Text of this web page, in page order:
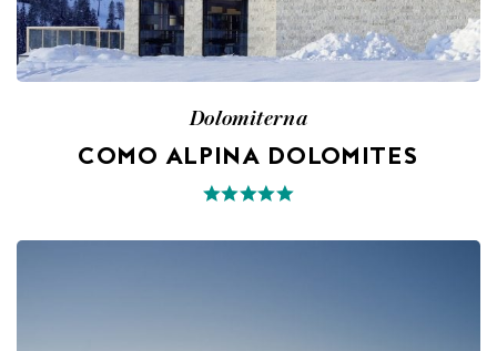
Dolomiterna
COMO ALPINA DOLOMITES